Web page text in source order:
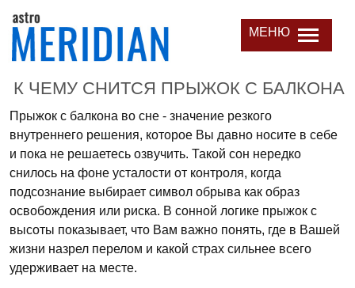
МЕНЮ
К ЧЕМУ СНИТСЯ ПРЫЖОК С БАЛКОНА
Прыжок с балкона во сне - значение резкого
внутреннего решения, которое Вы давно носите в себе
и пока не решаетесь озвучить. Такой сон нередко
снилось на фоне усталости от контроля, когда
подсознание выбирает символ обрыва как образ
освобождения или риска. В сонной логике прыжок с
высоты показывает, что Вам важно понять, где в Вашей
жизни назрел перелом и какой страх сильнее всего
удерживает на месте.